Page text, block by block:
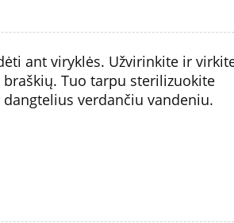
ant viryklės. Užvirinkite ir
Tuo tarpu sterilizuokite
verdančiu vandeniu.